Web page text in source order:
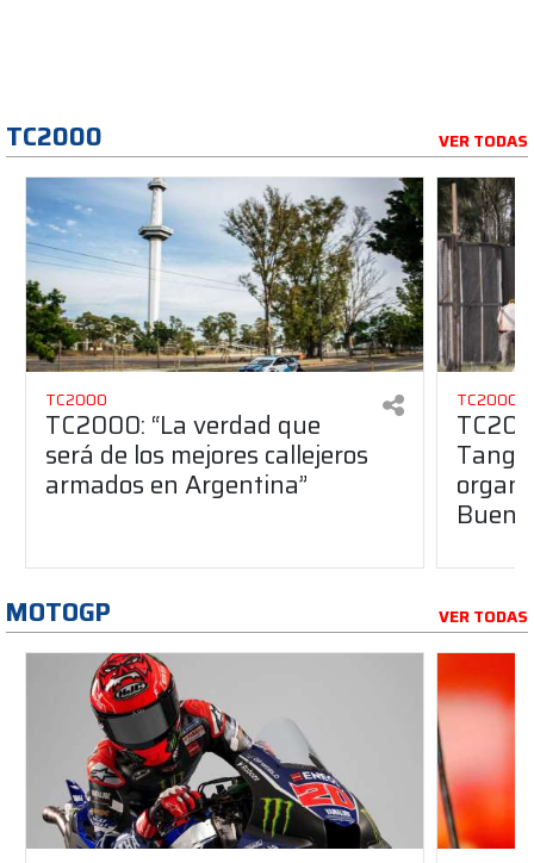
TC2000 VER TODAS
TC2000
TC2000: “La verdad que
será de los mejores callejeros
armados en Argentina”
TC2000
MOTOGP VER TODAS